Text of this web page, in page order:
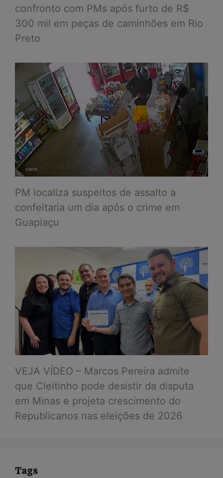
confronto com PMs após furto de R$
300 mil em peças de caminhões em Rio
Preto
PM localiza suspeitos de assalto a
confeitaria um dia após o crime em
Guapiaçu
VEJA VÍDEO – Marcos Pereira admite
que Cleitinho pode desistir da disputa
em Minas e projeta crescimento do
Republicanos nas eleições de 2026
Tags